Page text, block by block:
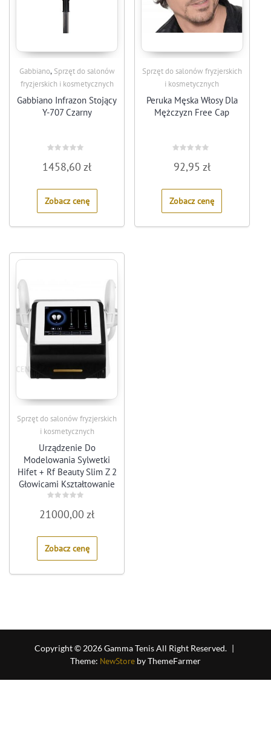
Gabbiano, Sprzęt do salonów
fryzjerskich i kosmetycznych
Gabbiano Infrazon Stojący
Y-707 Czarny
0
5
1458,60zł
Zobacz cenę
Sprzęt do salonów fryzjerskich
i kosmetycznych
Peruka Męska Włosy Dla
Mężczyzn Free Cap
0
5
92,95 zł
Zobacz cenę
Sprzęt do salonów fryzjerskich
i kosmetycznych
Urządzenie Do
Modelowania Sylwetki
Hifet + Rf Beauty Slim Z 2
Głowicami Kształtowanie
Hiemt
0
out
5
21000,00zł
Zobacz cenę
Copyright © 2026 Gamma Tenis All Right Reserved. |
Theme: NewStore by ThemeFarmer